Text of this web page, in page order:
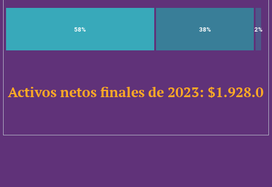
58% 38% 2%
Activos netos finales de 2023: $1.928.0